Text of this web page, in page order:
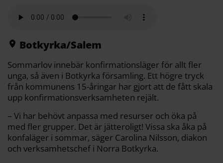
b t
Botkyrka/Salem
Sommarlov innebär konfirmationsläger för allt fler
unga, så även i Botkyrka församling. Ett högre tryck
från kommunens 15-åringar har gjort att de fått skala
upp konfirmationsverksamheten rejält.
– Vi har behövt anpassa med resurser och öka på
med fler grupper. Det är jätteroligt! Vissa ska åka på
konfaläger i sommar, säger Carolina Nilsson, diakon
och verksamhetschef i Norra Botkyrka.